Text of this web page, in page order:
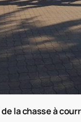
la chasse à